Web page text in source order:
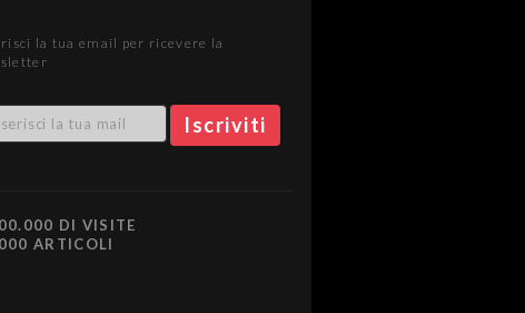
la tua email per ricevere la
DI VISITE
ARTICOLI